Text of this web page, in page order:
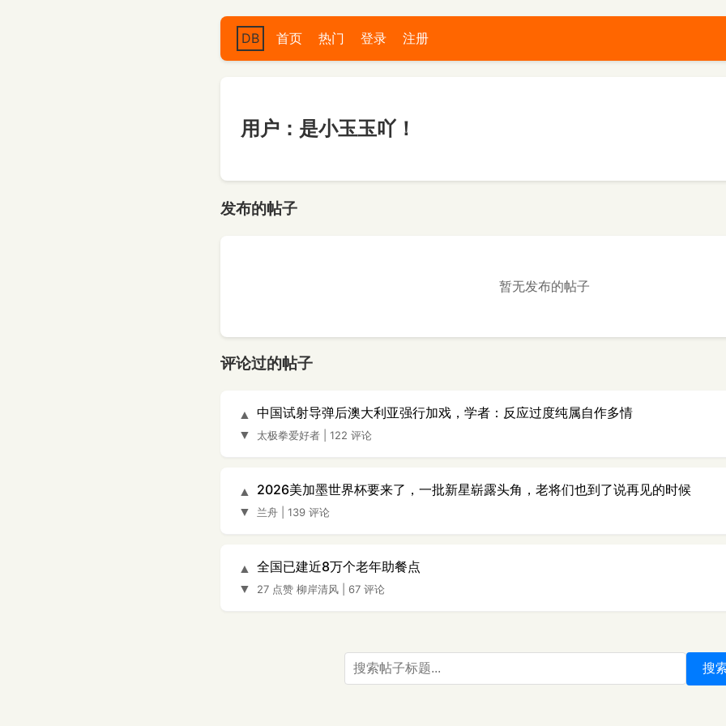
DB 首页 热门 登录 注册
用户：是小玉玉吖！
发布的帖子
暂无发布的帖子
评论过的帖子
▲
▼
中国试射导弹后澳大利亚强行加戏，学者：反应过度纯属自作多情
太极拳爱好者 122 评论
▲
▼
2026美加墨世界杯要来了，一批新星崭露头角，老将们也到了说再见的时候
兰舟 139 评论
▲
▼
全国已建近8万个老年助餐点
27 点赞 柳岸清风 67 评论
搜